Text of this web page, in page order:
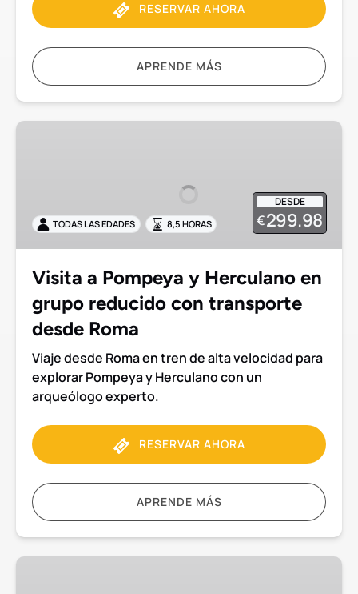
RESERVAR AHORA
APRENDE MÁS
Visita
grupo
con
transporte
desde
Roma
DESDE
€299.98
TODAS LAS EDADES 8,5 HORAS
Visita a Pompeya y Herculano en
grupo reducido con transporte
desde Roma
Viaje desde Roma en tren de alta velocidad para
explorar Pompeya y Herculano con un
arqueólogo experto.
RESERVAR AHORA
APRENDE MÁS
Pompeya